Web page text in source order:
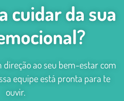
cuidar da sua
direção ao seu bem-estar com
equipe está pronta para te
ouvir.